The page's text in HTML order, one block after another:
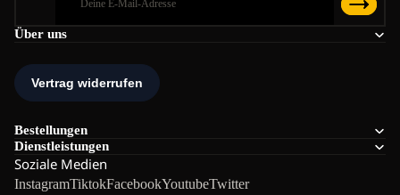
Über uns
Bestellungen
Dienstleistungen
Soziale Medien
InstagramTiktokFacebookYoutubeTwitter